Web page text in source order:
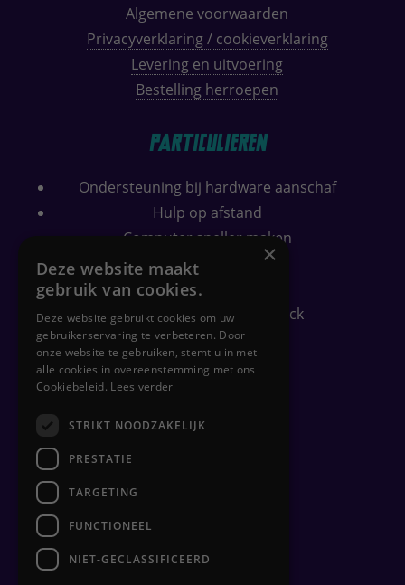
Algemene voorwaarden
Privacyverklaring / cookieverklaring
Levering en uitvoering
Bestelling herroepen
Particulieren
Ondersteuning bij hardware aanschaf
Hulp op afstand
Computer sneller maken
Wifi bereik verbeteren
Security check
Gratis PC-gezondheidscheck
Zakelijk
Flexplekken inrichten
Hardware beheer
×
Deze website maakt
gebruik van cookies.
Deze website gebruikt cookies om uw
gebruikerservaring te verbeteren. Door
onze website te gebruiken, stemt u in met
alle cookies in overeenstemming met ons
Cookiebeleid. Lees verder
STRIKT NOODZAKELIJK
PRESTATIE
TARGETING
FUNCTIONEEL
NIET-GECLASSIFICEERD